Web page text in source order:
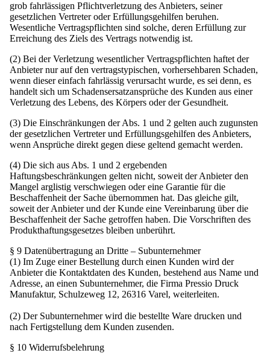
grob fahrlässigen Pflichtverletzung des Anbieters, seiner
gesetzlichen Vertreter oder Erfüllungsgehilfen beruhen.
Wesentliche Vertragspflichten sind solche, deren Erfüllung zur
Erreichung des Ziels des Vertrags notwendig ist.
(2) Bei der Verletzung wesentlicher Vertragspflichten haftet der
Anbieter nur auf den vertragstypischen, vorhersehbaren Schaden,
wenn dieser einfach fahrlässig verursacht wurde, es sei denn, es
handelt sich um Schadensersatzansprüche des Kunden aus einer
Verletzung des Lebens, des Körpers oder der Gesundheit.
(3) Die Einschränkungen der Abs. 1 und 2 gelten auch zugunsten
der gesetzlichen Vertreter und Erfüllungsgehilfen des Anbieters,
wenn Ansprüche direkt gegen diese geltend gemacht werden.
(4) Die sich aus Abs. 1 und 2 ergebenden
Haftungsbeschränkungen gelten nicht, soweit der Anbieter den
Mangel arglistig verschwiegen oder eine Garantie für die
Beschaffenheit der Sache übernommen hat. Das gleiche gilt,
soweit der Anbieter und der Kunde eine Vereinbarung über die
Beschaffenheit der Sache getroffen haben. Die Vorschriften des
Produkthaftungsgesetzes bleiben unberührt.
§ 9 Datenübertragung an Dritte – Subunternehmer
(1) Im Zuge einer Bestellung durch einen Kunden wird der
Anbieter die Kontaktdaten des Kunden, bestehend aus Name und
Adresse, an einen Subunternehmer, die Firma Pressio Druck
Manufaktur, Schulzeweg 12, 26316 Varel, weiterleiten.
(2) Der Subunternehmer wird die bestellte Ware drucken und
nach Fertigstellung dem Kunden zusenden.
§ 10 Widerrufsbelehrung